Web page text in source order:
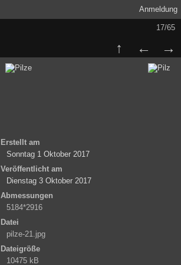
Anmeldung
17/65
Erstellt am
Sonntag 1 Oktober 2017
Veröffentlicht am
Dienstag 3 Oktober 2017
Abmessungen
5184*2916
Datei
pilze-21.jpg
Dateigröße
10475 kB